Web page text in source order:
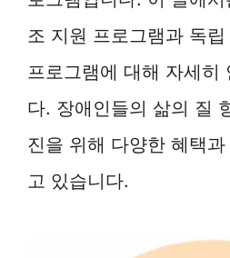
조 지원 프로그램과 독
프로그램에 대해 자세히
다. 장애인들의 삶의 질
진을 위해 다양한 혜택
고 있습니다.